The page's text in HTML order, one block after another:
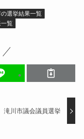
の選挙結果一覧
一覧
滝川市議会議員選挙